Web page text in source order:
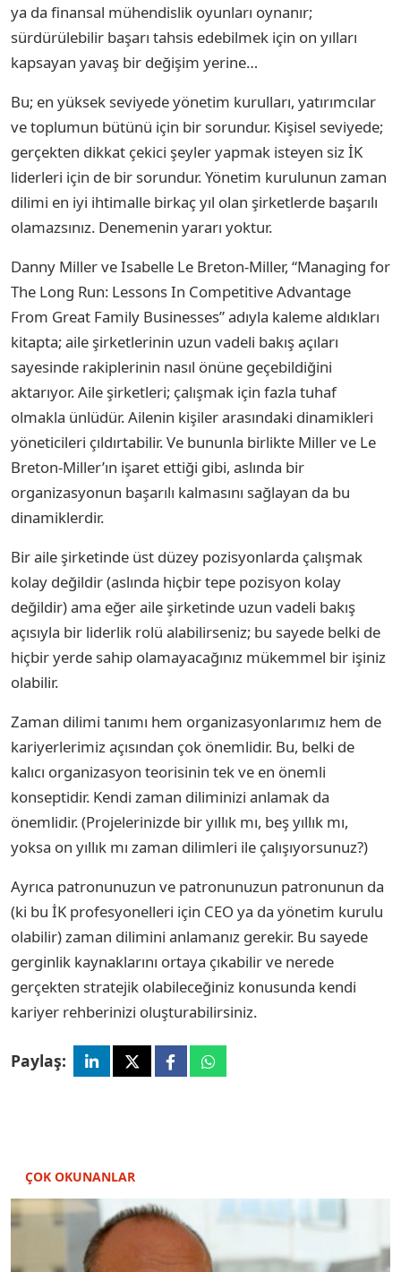
ya da finansal mühendislik oyunları oynanır;
sürdürülebilir başarı tahsis edebilmek için on yılları
kapsayan yavaş bir değişim yerine…
Bu; en yüksek seviyede yönetim kurulları, yatırımcılar
ve toplumun bütünü için bir sorundur. Kişisel seviyede;
gerçekten dikkat çekici şeyler yapmak isteyen siz İK
liderleri için de bir sorundur. Yönetim kurulunun zaman
dilimi en iyi ihtimalle birkaç yıl olan şirketlerde başarılı
olamazsınız. Denemenin yararı yoktur.
Danny Miller ve Isabelle Le Breton-Miller, “Managing for
The Long Run: Lessons In Competitive Advantage
From Great Family Businesses” adıyla kaleme aldıkları
kitapta; aile şirketlerinin uzun vadeli bakış açıları
sayesinde rakiplerinin nasıl önüne geçebildiğini
aktarıyor. Aile şirketleri; çalışmak için fazla tuhaf
olmakla ünlüdür. Ailenin kişiler arasındaki dinamikleri
yöneticileri çıldırtabilir. Ve bununla birlikte Miller ve Le
Breton-Miller’ın işaret ettiği gibi, aslında bir
organizasyonun başarılı kalmasını sağlayan da bu
dinamiklerdir.
Bir aile şirketinde üst düzey pozisyonlarda çalışmak
kolay değildir (aslında hiçbir tepe pozisyon kolay
değildir) ama eğer aile şirketinde uzun vadeli bakış
açısıyla bir liderlik rolü alabilirseniz; bu sayede belki de
hiçbir yerde sahip olamayacağınız mükemmel bir işiniz
olabilir.
Zaman dilimi tanımı hem organizasyonlarımız hem de
kariyerlerimiz açısından çok önemlidir. Bu, belki de
kalıcı organizasyon teorisinin tek ve en önemli
konseptidir. Kendi zaman diliminizi anlamak da
önemlidir. (Projelerinizde bir yıllık mı, beş yıllık mı,
yoksa on yıllık mı zaman dilimleri ile çalışıyorsunuz?)
Ayrıca patronunuzun ve patronunuzun patronunun da
(ki bu İK profesyonelleri için CEO ya da yönetim kurulu
olabilir) zaman dilimini anlamanız gerekir. Bu sayede
gerginlik kaynaklarını ortaya çıkabilir ve nerede
gerçekten stratejik olabileceğiniz konusunda kendi
kariyer rehberinizi oluşturabilirsiniz.
Paylaş:
ÇOK OKUNANLAR